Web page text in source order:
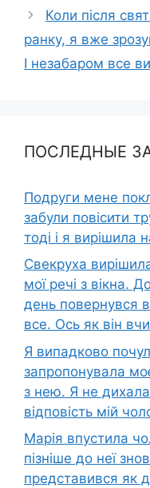
Коли після
ранку, я вже
І незабаром все
ПОСЛЕДНЫЕ
Подруги мене
забули повісити
тоді і я вирішила
Свекруха
мої речі з вікна.
день повернувся
все. Ось як він
Я випадково
запропонувала
з нею. Я не
відповість мій
Марія впустила
пізніше до неї
представився як